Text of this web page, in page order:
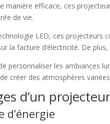
manière efficace, ces
de vie.
LED, ces projecteurs
la facture d’électricité. De
personnaliser les ambiances
créer des atmosphères
d’un
d’énergie